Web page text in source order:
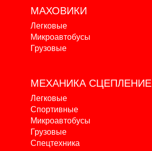
МАХОВИКИ
Легковые
Микроавтобусы
Грузовые
МЕХАНИКА СЦЕПЛЕНИЕ
Легковые
Спортивные
Микроавтобусы
Грузовые
Спецтехника